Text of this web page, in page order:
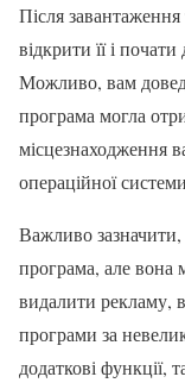
Після
відкрити її і
Можливо, вам
програма могла
місцезнаходження
операційної
Важливо
програма, але вона
видалити рекламу,
програми за
додаткові функції,